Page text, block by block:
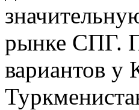
рынке СПГ.
вариантов у